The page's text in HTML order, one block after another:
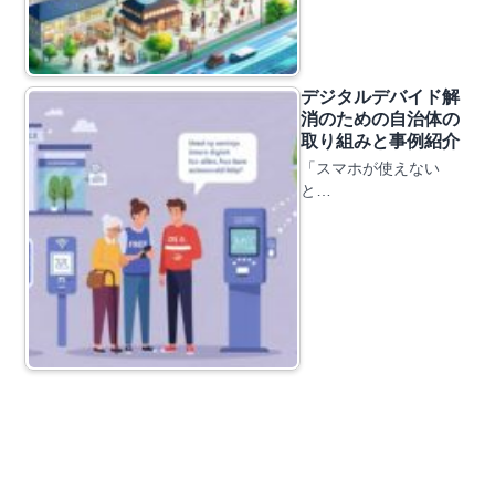
デジタルデバイド解
消のための自治体の
取り組みと事例紹介
「スマホが使えない
と…